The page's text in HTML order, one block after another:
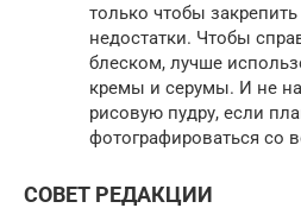
только чтобы
недостатки. Чтобы
блеском, лучше
кремы и серумы. И не
рисовую пудру, если
фотографироваться со
СОВЕТ РЕДАКЦИИ